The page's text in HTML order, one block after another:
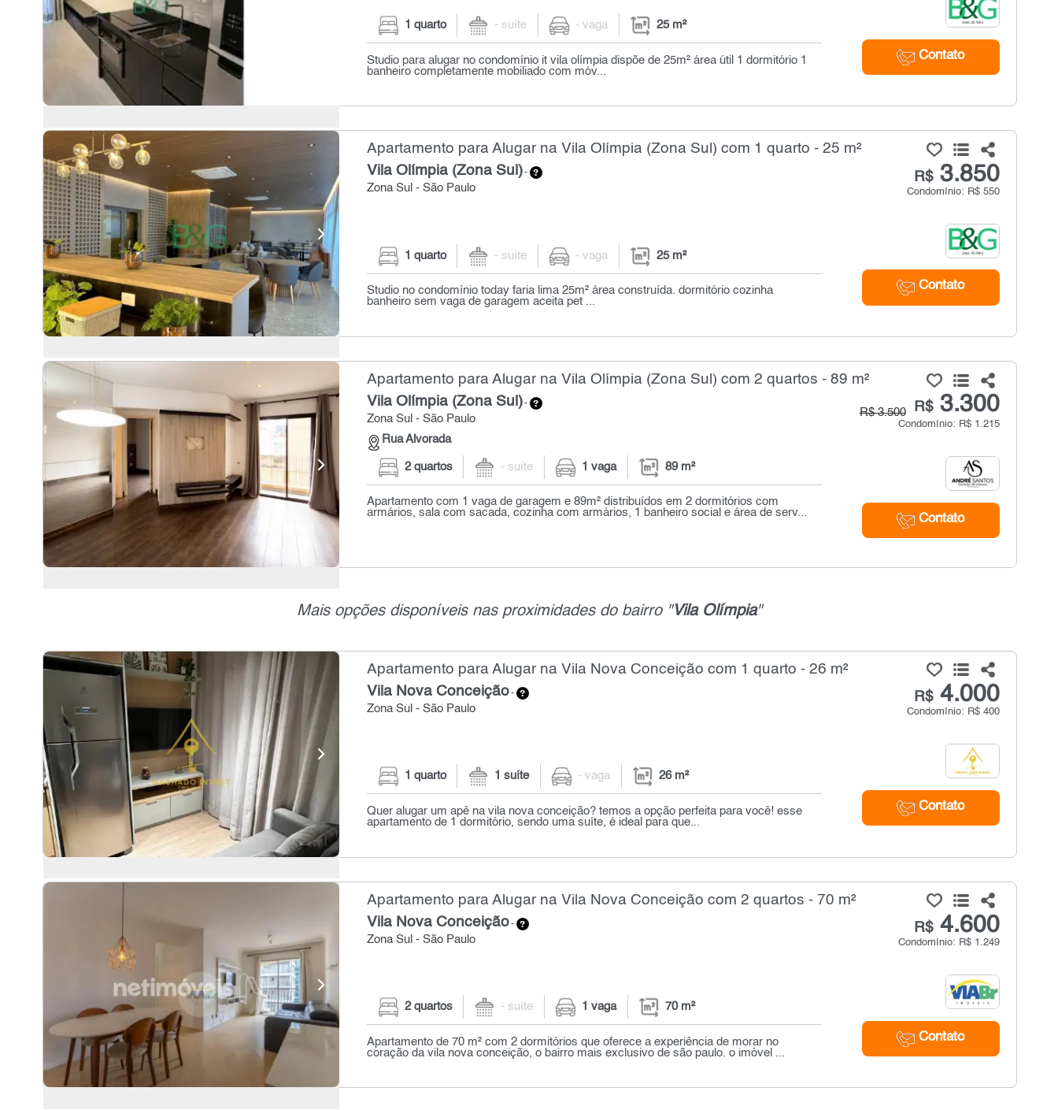
Contato
1 quarto - suíte - vaga 25 m²
Studio para alugar no condomínio it vila olímpia dispõe de 25m² área útil 1 dormitório 1
banheiro completamente mobiliado com móv...
Apartamento para Alugar na Vila Olímpia (Zona Sul) com 1 quarto - 25 m²
Vila Olímpia (Zona Sul)-
Zona Sul - São Paulo
R$3.850
Condomínio: R$ 550
Contato
1 quarto - suíte - vaga 25 m²
Studio no condomínio today faria lima 25m² área construída. dormitório cozinha
banheiro sem vaga de garagem aceita pet ...
Apartamento para Alugar na Vila Olímpia (Zona Sul) com 2 quartos - 89 m²
Vila Olímpia (Zona Sul)-
Zona Sul - São Paulo
Rua Alvorada
R$3.300
R$ 3.500
Condomínio: R$ 1.215
Contato
2 quartos - suíte 1 vaga 89 m²
Apartamento com 1 vaga de garagem e 89m² distribuídos em 2 dormitórios com
armários, sala com sacada, cozinha com armários, 1 banheiro social e área de serv...
Mais opções disponíveis nas proximidades do bairro "Vila Olímpia"
Apartamento para Alugar na Vila Nova Conceição com 1 quarto - 26 m²
Vila Nova Conceição-
Zona Sul - São Paulo
R$4.000
Condomínio: R$ 400
Contato
1 quarto 1 suíte - vaga 26 m²
Quer alugar um apê na vila nova conceição? temos a opção perfeita para você! esse
apartamento de 1 dormitório, sendo uma suíte, é ideal para que...
Apartamento para Alugar na Vila Nova Conceição com 2 quartos - 70 m²
Vila Nova Conceição-
Zona Sul - São Paulo
R$4.600
Condomínio: R$ 1.249
Contato
2 quartos - suíte 1 vaga 70 m²
Apartamento de 70 m² com 2 dormitórios que oferece a experiência de morar no
coração da vila nova conceição, o bairro mais exclusivo de são paulo. o imóvel ...